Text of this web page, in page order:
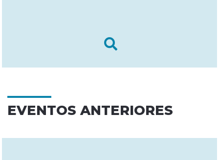
EVENTOS ANTERIORES